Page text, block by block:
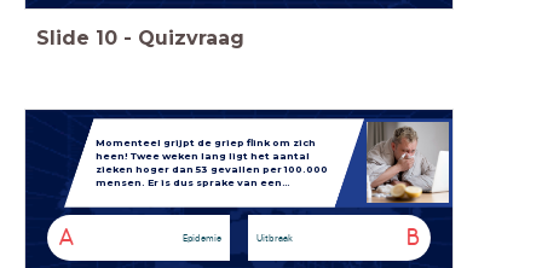
Slide 10 - Quizvraag
Momenteel grijpt de griep flink om zich
heen! Twee weken lang ligt het aantal
zieken hoger dan 53 gevallen per 100.000
mensen. Er is dus sprake van een…
A Epidemie B
Uitbraak